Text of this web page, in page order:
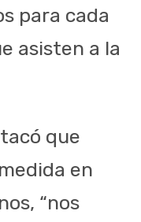
para cada
asisten a la
que
en
“nos